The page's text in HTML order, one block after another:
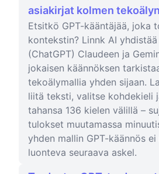
asiakirjat kolmen
Etsitkö GPT-kääntäjää, joka
kontekstin? Linnk AI yhdistää
(ChatGPT) Claudeen ja
jokaisen käännöksen
tekoälymallia yhden sijaan.
liitä teksti, valitse kohdekieli
tahansa 136 kielen välillä –
tulokset muutamassa
yhden mallin GPT-käännös
luonteva seuraava askel.